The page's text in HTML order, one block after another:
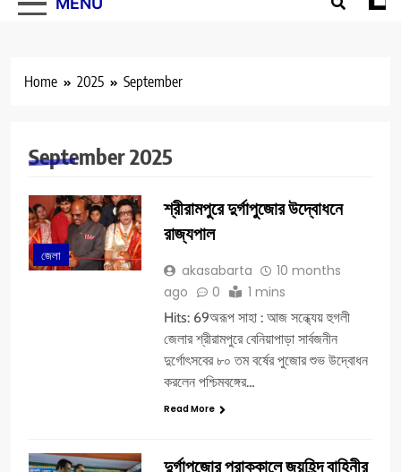
Home 2025 September
September 2025
জেলা
শ্রীরামপুরে দুর্গাপুজোর উদ্বোধনে
রাজ্যপাল
akasabarta
10 months
ago
0 1 mins
Hits: 69অরূপ সাহা : আজ সন্ধ্যেয় হুগলী
জেলার শ্রীরামপুরে বেনিয়াপাড়া সার্বজনীন
দুর্গোৎসবের ৮০ তম বর্ষের পুজোর শুভ উদ্বোধন
করলেন পশ্চিমবঙ্গের…
Read More
দুর্গাপুজোর প্রাক্কালে জয়হিন্দ বাহিনীর